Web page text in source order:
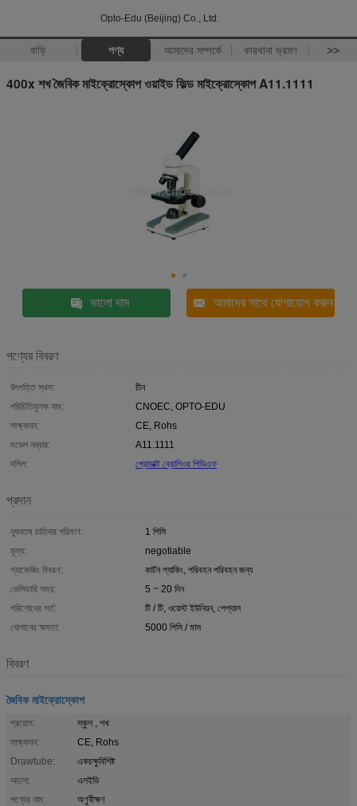
Opto-Edu (Beijing) Co., Ltd.
বাড়ি পণ্য আমাদের সম্পর্কে কারখানা ভ্রমণ >>
400x শখ জৈবিক মাইক্রোস্কোপ ওয়াইড ফিল্ড মাইক্রোস্কোপ A11.1111
ভালো দাম আমাদের সাথে যোগাযোগ করুন
পণ্যের বিবরণ
উৎপত্তি স্থল:
চীন
পরিচিতিমুলক নাম:
CNOEC, OPTO-EDU
সাক্ষ্যদান:
CE, Rohs
মডেল নম্বার:
A11.1111
দলিল:
প্রোডাক্ট ব্রোশিওর পিডিএফ
প্রদান
ন্যূনতম চাহিদার পরিমাণ:
1 পিসি
মূল্য:
negotiable
প্যাকেজিং বিবরণ:
কার্টন প্যাকিং, পরিবহন পরিবহন জন্য
ডেলিভারি সময়:
5 ~ 20 দিন
পরিশোধের শর্ত:
টি / টি, ওয়েস্ট ইউনিয়ন, পেপ্যাল
যোগানের ক্ষমতা:
5000 পিসি / মাস
বিবরণ
জৈবিক মাইক্রোস্কোপ
প্রয়োগ:
স্কুল , শখ
সাক্ষ্যদান:
CE, Rohs
Drawtube:
একচক্ষুবিশিষ্ট
আলো:
এলইডি
পণ্যের নাম:
অণুবীক্ষণ